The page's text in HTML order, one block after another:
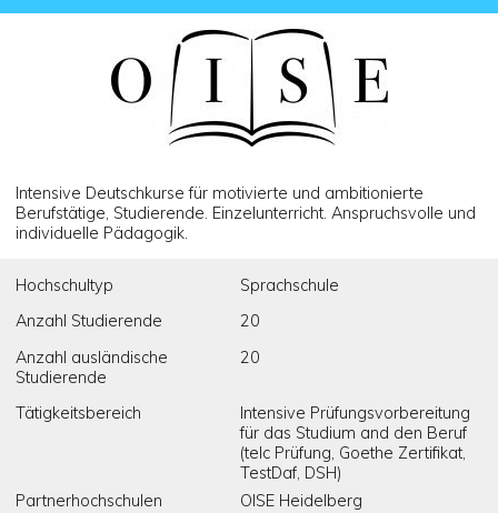
Intensive Deutschkurse für motivierte und ambitionierte
Berufstätige, Studierende. Einzelunterricht. Anspruchsvolle und
individuelle Pädagogik.
Hochschultyp
Sprachschule
Anzahl Studierende
20
Anzahl ausländische
Studierende
20
Tätigkeitsbereich
Intensive Prüfungsvorbereitung
für das Studium and den Beruf
(telc Prüfung, Goethe Zertifikat,
TestDaf, DSH)
Partnerhochschulen
OISE Heidelberg